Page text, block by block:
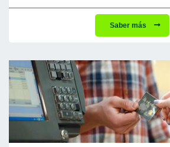
Saber más